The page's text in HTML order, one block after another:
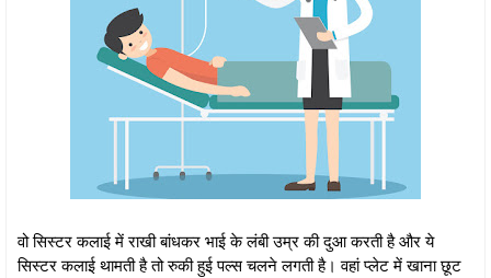
वो सिस्टर कलाई में राखी बांधकर भाई के लंबी उम्र की दुआ करती है और ये
सिस्टर कलाई थामती है तो रुकी हुई पल्स चलने लगती है। वहां प्लेट में खाना छूट